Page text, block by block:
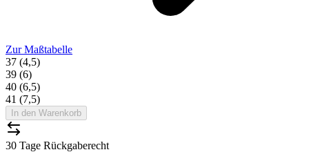
Zur Maßtabelle
37 (4,5)
39 (6)
40 (6,5)
41 (7,5)
In den Warenkorb
30 Tage Rückgaberecht